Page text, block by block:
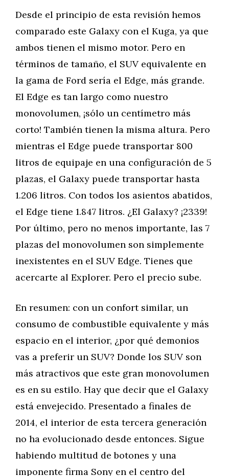
Desde el principio de esta revisión hemos
comparado este Galaxy con el Kuga, ya que
ambos tienen el mismo motor. Pero en
términos de tamaño, el SUV equivalente en
la gama de Ford sería el Edge, más grande.
El Edge es tan largo como nuestro
monovolumen, ¡sólo un centímetro más
corto! También tienen la misma altura. Pero
mientras el Edge puede transportar 800
litros de equipaje en una configuración de 5
plazas, el Galaxy puede transportar hasta
1.206 litros. Con todos los asientos abatidos,
el Edge tiene 1.847 litros. ¿El Galaxy? ¡2339!
Por último, pero no menos importante, las 7
plazas del monovolumen son simplemente
inexistentes en el SUV Edge. Tienes que
acercarte al Explorer. Pero el precio sube.
En resumen: con un confort similar, un
consumo de combustible equivalente y más
espacio en el interior, ¿por qué demonios
vas a preferir un SUV? Donde los SUV son
más atractivos que este gran monovolumen
es en su estilo. Hay que decir que el Galaxy
está envejecido. Presentado a finales de
2014, el interior de esta tercera generación
no ha evolucionado desde entonces. Sigue
habiendo multitud de botones y una
imponente firma Sony en el centro del